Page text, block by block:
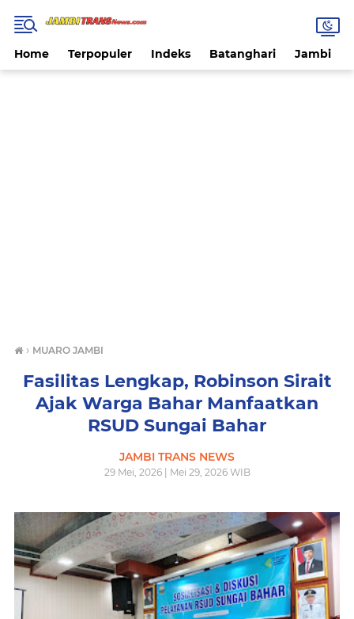
Home Terpopuler Indeks Batanghari Jambi
› MUARO JAMBI
Fasilitas Lengkap, Robinson Sirait
Ajak Warga Bahar Manfaatkan
RSUD Sungai Bahar
JAMBI TRANS NEWS
29 Mei, 2026 | Mei 29, 2026 WIB